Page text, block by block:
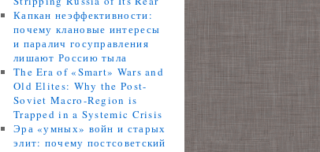
Капкан неэффективности:
почему клановые интересы
и паралич госуправления
лишают Россию тыла
The Era of «Smart» Wars and
Old Elites: Why the Post-
Soviet Macro-Region is
Trapped in a Systemic Crisis
Эра «умных» войн и старых
элит: почему постсоветский